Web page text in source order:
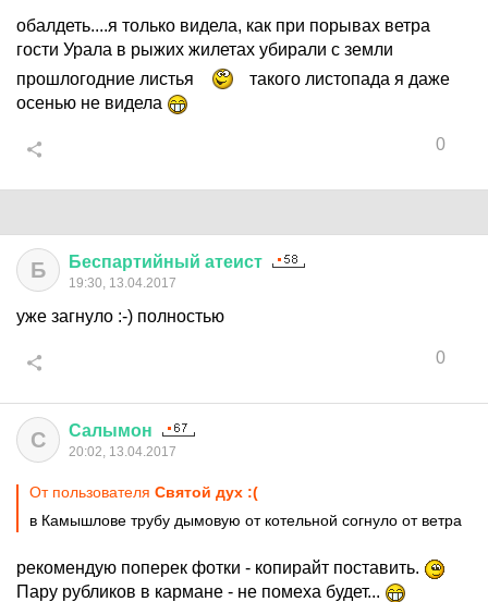
обалдеть....я только видела, как при порывах ветра
гости Урала в рыжих жилетах убирали с земли
прошлогодние листья
такого листопада я даже
осенью не видела
0
Б Беспартийный атеист
19:30, 13.04.2017
уже загнуло :-) полностью
0
С Салымон
20:02, 13.04.2017
От пользователя Святой дух :(
в Камышлове трубу дымовую от котельной согнуло от ветра
рекомендую поперек фотки - копирайт поставить.
Пару рубликов в кармане - не помеха будет...